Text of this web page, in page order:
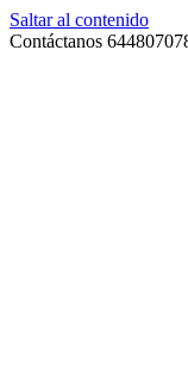
Saltar al contenido
Contáctanos